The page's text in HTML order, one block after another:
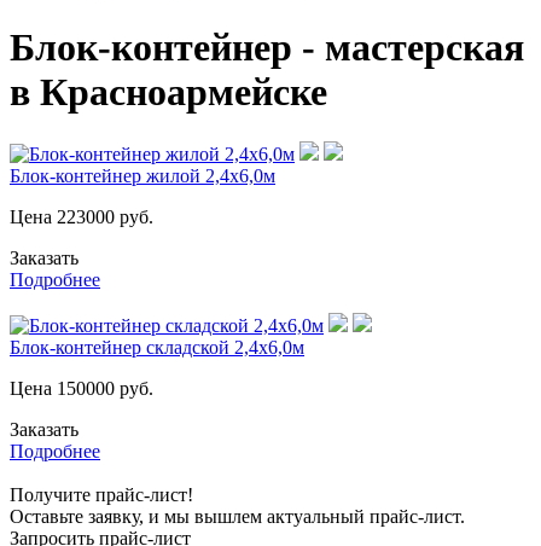
Блок-контейнер - мастерская
в Красноармейске
Блок-контейнер жилой 2,4х6,0м
Цена 223000 руб.
Заказать
Подробнее
Блок-контейнер складской 2,4х6,0м
Цена 150000 руб.
Заказать
Подробнее
Получите прайс-лист!
Оставьте заявку, и мы вышлем актуальный прайс-лист.
Запросить прайс-лист